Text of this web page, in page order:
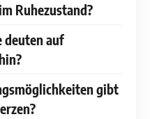
Ruhezustand?
deuten auf
gibt